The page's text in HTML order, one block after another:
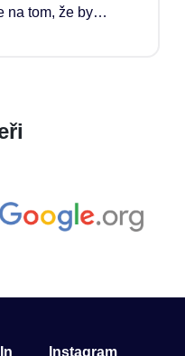
na tom, že by
rozhoduje a
Instagram